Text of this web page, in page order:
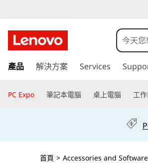
至
要
產品 解決方案 Services
PC Expo 筆記本電腦 桌上電腦 工
首頁 > Accessories and Software